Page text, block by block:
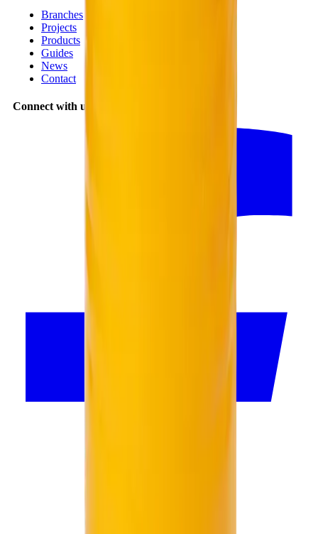
Branches
Projects
Products
Guides
News
Contact
Connect with us